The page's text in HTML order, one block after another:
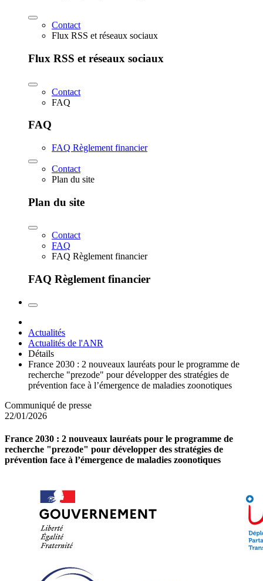
Contact
Flux RSS et réseaux sociaux
Flux RSS et réseaux sociaux
Contact
FAQ
FAQ
FAQ Règlement financier
Contact
Plan du site
Plan du site
Contact
FAQ
FAQ Règlement financier
FAQ Règlement financier
Actualités
Actualités de l'ANR
Détails
France 2030 : 2 nouveaux lauréats pour le programme de
recherche "prezode" pour développer des stratégies de
prévention face à l’émergence de maladies zoonotiques
Communiqué de presse
22/01/2026
France 2030 : 2 nouveaux lauréats pour le programme de
recherche "prezode" pour développer des stratégies de
prévention face à l’émergence de maladies zoonotiques